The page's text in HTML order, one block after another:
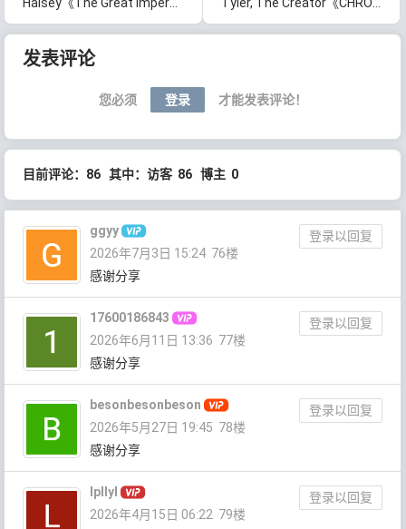
Halsey《The Great Impersonator》[无损FLAC/MP3/968MB]百度云网盘下载
Tyler, The Creator《CHROMAKOPIA》[无损FLAC/MP3/725MB]百度云网盘下载
文章导航
发表评论
您必须 登录 才能发表评论！
目前评论：86 其中：访客 86 博主 0
ggyy
登录以回复
2026年7月3日 15:24 76楼
感谢分享
17600186843
登录以回复
2026年6月11日 13:36 77楼
感谢分享
besonbesonbeson
登录以回复
2026年5月27日 19:45 78楼
感谢分享
lpllyl
登录以回复
2026年4月15日 06:22 79楼